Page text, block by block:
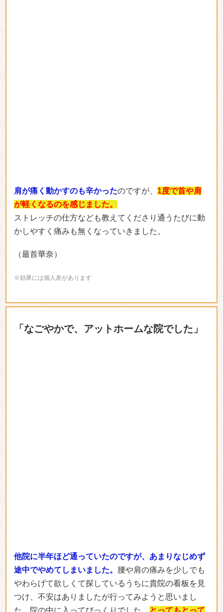
肩が痛く動かすのも辛かったのですが、 1度で首や肩
が軽くなるのを感じました。
ストレッチの仕方なども教えてくださり通うたびに動
かしやすく痛みも無くなっていきました。
（最首華奈）
※効果には個人差があります
「なごやかで、アットホームな院でした」
他院に半年ほど通っていたのですが、あまりなじめず
途中でやめてしまいました。 腰や肩の痛みを少しでも
やわらげて欲しくて探しているうちに貴院の看板を見
つけ、不安はありましたが行ってみようと思いまし
た。院の中に入ってびっくりでした。
とってもとって